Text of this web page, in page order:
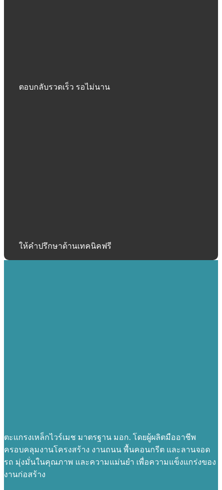
ตอบกลับรวดเร็ว รอไม่นาน
ให้คำปรึกษาด้านเทคนิคฟรี
ตะแกรงเหล็กไวร์เมช มาตรฐาน มอก. โดยผู้ผลิตมืออาชีพ
ครอบคลุมงานโครงสร้าง งานถนน พื้นคอนกรีต และลานจอด
รถ มุ่งมั่นในคุณภาพ และความแม่นยำ เพื่อความแข็งแกร่งของ
งานก่อสร้าง